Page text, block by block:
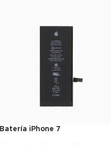
Batería iPhone 7